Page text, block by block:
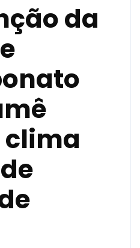
da
clima